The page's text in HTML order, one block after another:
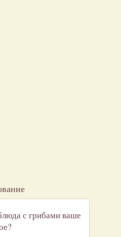
с грибами ваше